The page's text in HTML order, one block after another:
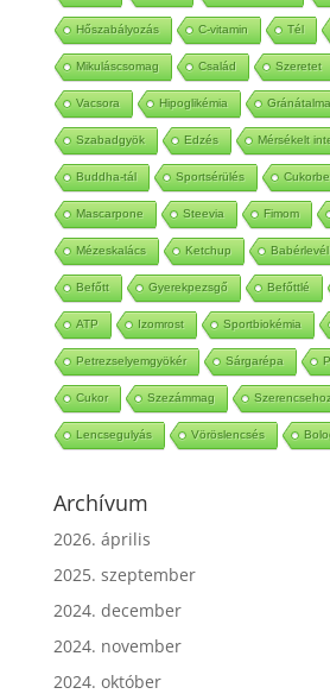
Hőszabályozás C-vitamin Tél
Mikuláscsomag Család Szeretet
Vacsora Hipoglikémia Gránátalma
Szabadgyök Edzés Mérsékelt
Buddha-tál Sportsérülés
Mascarpone Steevia Fimom
Mézeskalács Ketchup Babérlevél
Befőtt Gyerekpezsgő Befőttlé
ATP Izomrost Sportbiokémia
Petrezselyemgyökér Sárgarépa
Cukor Szezámmag
Lencsegulyás Vöröslencsés
Archívum
2026. április
2025. szeptember
2024. december
2024. november
2024. október